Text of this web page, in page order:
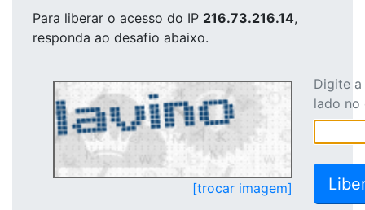
Para liberar o acesso do IP 216.73.216.14,
responda ao desafio abaixo.
[trocar imagem]
Digite
lado no